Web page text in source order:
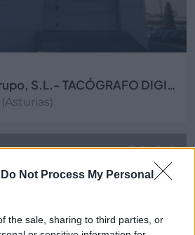
Do Not Process My Personal
the sale, sharing to third parties, or
Abogados Gesagrupo, S.L.- TACÓGRAFO DIGITAL
14.542